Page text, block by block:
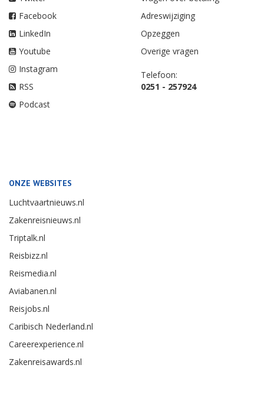
Facebook
LinkedIn
Youtube
Instagram
RSS
Podcast
Adreswijziging
Opzeggen
Overige vragen
Telefoon:
0251 - 257924
ONZE WEBSITES
Luchtvaartnieuws.nl
Zakenreisnieuws.nl
Triptalk.nl
Reisbizz.nl
Reismedia.nl
Aviabanen.nl
Reisjobs.nl
Caribisch Nederland.nl
Careerexperience.nl
Zakenreisawards.nl